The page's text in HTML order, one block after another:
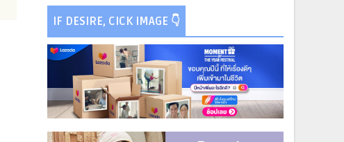
IF DESIRE, CICK IMAGE 👇